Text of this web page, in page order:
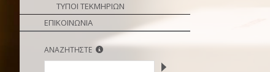
ΤΥΠΟΙ ΤΕΚΜΗΡΙΩΝ
ΕΠΙΚΟΙΝΩΝΙΑ
ΑΝΑΖΗΤΗΣΤΕ